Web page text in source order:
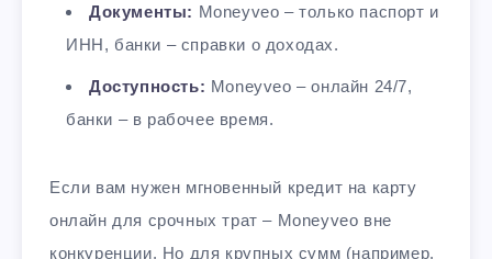
Документы: Moneyveo – только паспорт и
ИНН, банки – справки о доходах.
Доступность: Moneyveo – онлайн 24/7,
банки – в рабочее время.
Если вам нужен мгновенный кредит на карту
онлайн для срочных трат – Moneyveo вне
конкуренции. Но для крупных сумм (например,